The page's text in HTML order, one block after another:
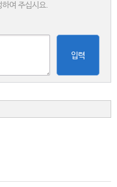
여 주십시요.
입력